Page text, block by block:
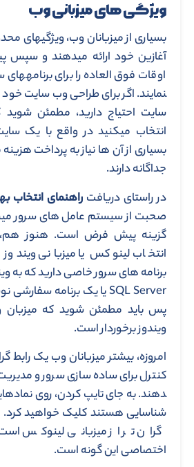
ویژگی های میزبانی وب
بسیاری از میزبانان وب، ویژگی­های
آغازین خود ارائه می­دهند و سپس
نمایند. اگر برای طراحی وب سایت خود
سایت احتیاج دارید، مطمئن
انتخاب می­کنید در واقع با یک
بسیاری از آن ها نیاز به پرداخت
جداگانه دارند.
در راستای دریافت راهنمای انتخاب
گزینه پیش فرض است. هنوز هم،
انتخاب لینوکس یا میزبانی ویندوز
برنامه های سرور خاصی دارید که به
پس باید مطمئن شوید که میزبان
ویندوز برخوردار است.
امروزه، بیشتر میزبانان وب یک
دهند. به جای تایپ کردن، روی
شناسایی هستند کلیک خواهید کرد.
گران تر از میزبانی لینوکس
اختصاصی این گونه است.